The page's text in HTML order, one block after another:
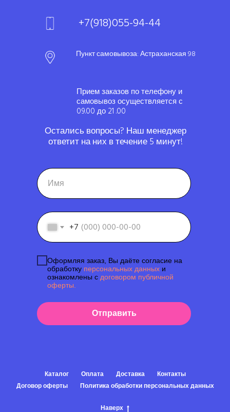
+7
Оформляя заказ, Вы даёте согласие на
обработку персональных данных и
ознакомлены с договором публичной
оферты.
Отправить
Пункт самовывоза: Астраханская 98
+7(918)055-94-44
Прием заказов по телефону и
самовывоз осуществляется с
09.00 до 21 .00
Остались вопросы? Наш менеджер
ответит на них в течение 5 минут!
Каталог Оплата Доставка
Контакты
Договор оферты
Политика обработки персональных данных
Наверх